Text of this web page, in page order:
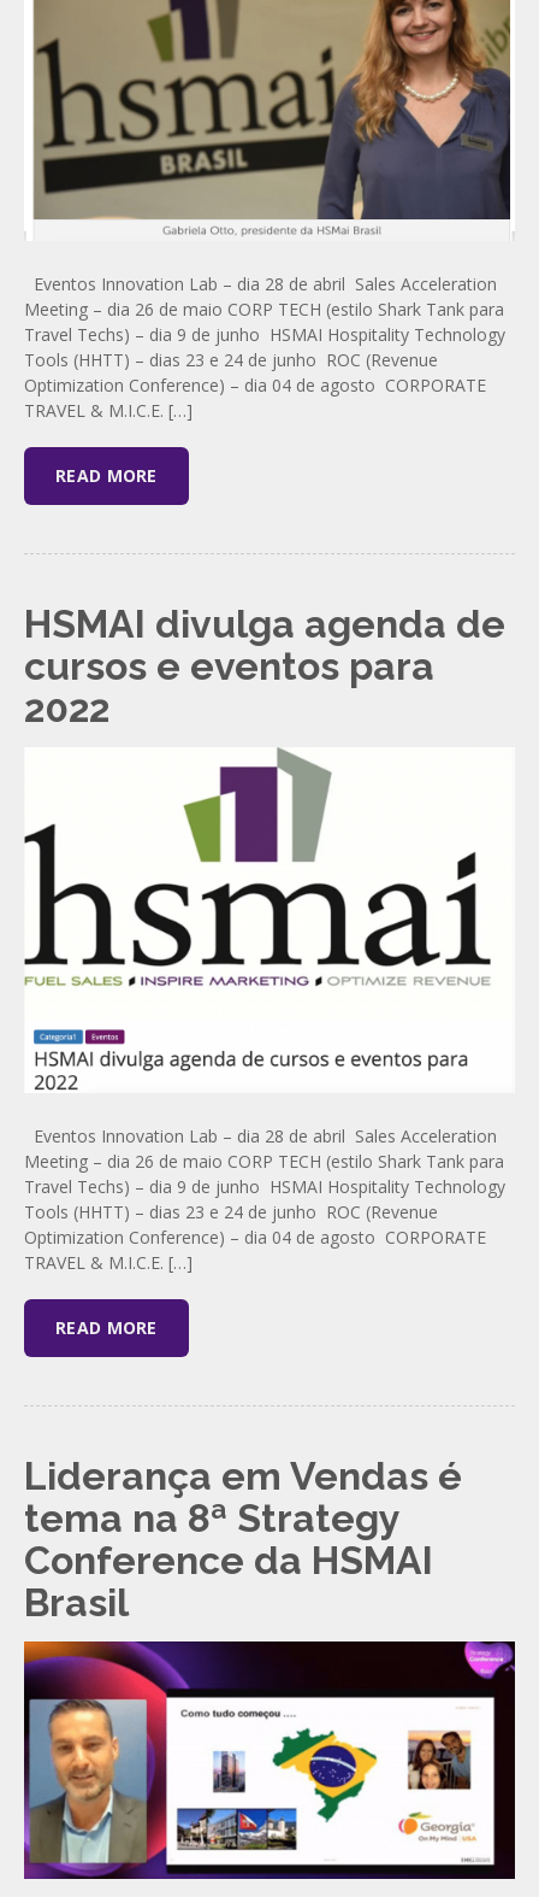
Eventos Innovation Lab – dia 28 de abril Sales Acceleration
Meeting – dia 26 de maio CORP TECH (estilo Shark Tank para
Travel Techs) – dia 9 de junho HSMAI Hospitality Technology
Tools (HHTT) – dias 23 e 24 de junho ROC (Revenue
Optimization Conference) – dia 04 de agosto CORPORATE
TRAVEL & M.I.C.E. […]
READ MORE
HSMAI divulga agenda de
cursos e eventos para
2022
Eventos Innovation Lab – dia 28 de abril Sales Acceleration
Meeting – dia 26 de maio CORP TECH (estilo Shark Tank para
Travel Techs) – dia 9 de junho HSMAI Hospitality Technology
Tools (HHTT) – dias 23 e 24 de junho ROC (Revenue
Optimization Conference) – dia 04 de agosto CORPORATE
TRAVEL & M.I.C.E. […]
READ MORE
Liderança em Vendas é
tema na 8ª Strategy
Conference da HSMAI
Brasil